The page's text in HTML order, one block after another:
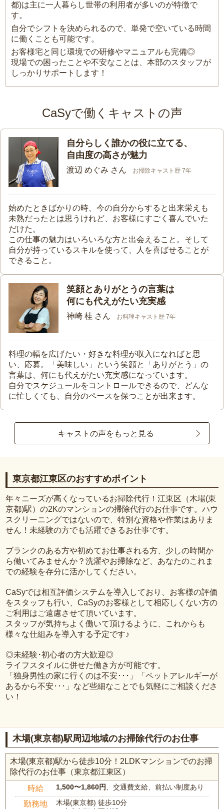
都)は主に一人暮らし世帯の利用者が多いのが特徴で
す。
自分でシフトを決められるので、単発で空いている時間
に働くことも可能です。
お客様宅と同じ環境での研修やマニュアルも完備◎
現場での困ったことや不安なことは、本部のスタッフが
しっかりサポートします！
CaSyで働くキャストの声
自分らしく誰かの役に立てる、
自由度の高さが魅力
渡辺 めぐみ さん お掃除キャスト歴 7年
始めたときばかりの時、今の自分からすると出来栄えも
未熟だったとは思うけれど、お客様にすごく喜んでいた
だけた。
この仕事の魅力はいろいろな方と出会えること。そして
自分が持っているスキルを使って、人を喜ばせることが
できること。
笑顔とありがとうの言葉は
何にも代えがたい充実感
神崎 桂 さん お料理キャスト歴 7年
料理の幅を広げたい・好きな料理が収入になればと思
い、応募。「美味しい」という笑顔と「ありがとう」の
言葉は、何にも代えがたい充実感になっています。
自分でスケジュールをコントロールできるので、どんな
に忙しくても、自分のペースを保つことが出来ます。
キャストの声をもっと見る
東京都江東区のおすすめポイント
年々ニーズが高くなっているお掃除代行！江東区（木場(東
京都)駅）の2Kのマンションの掃除代行のお仕事です。ハウ
スクリーニングではないので、特別な資格や作業はありま
せん！未経験の方でも活躍できるお仕事です。
ブランクのある方や初めてお仕事される方、少しの時間か
ら働いてみませんか？洗濯やお掃除など、あなたのこれま
での経験を存分に活かしてください。
CaSyでは相互評価システムを導入しており、お客様の評価
をスタッフも行い、CaSyのお客様として相応しくない方の
ご利用はご遠慮させて頂いています。
スタッフが気持ちよく働いて頂けるように、これからも
様々な仕組みを導入する予定です♪
◎未経験･初心者の方大歓迎◎
ライフスタイルに併せた働き方が可能です。
「独身男性の家に行くのは不安･･･」「ペットアレルギーが
あるから不安･･･」など些細なことでも気軽にご相談くださ
い！
木場(東京都)駅周辺地域のお掃除代行のお仕事
木場(東京都)駅から徒歩10分！2LDKマンションでのお掃
除代行のお仕事（東京都江東区）
時給 1,500〜1,860円、交通費支給、前払い制度あり
勤務地
木場(東京都) 徒歩10分